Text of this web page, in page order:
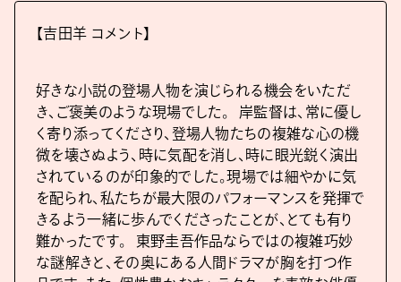
【吉田羊 コメント】
好きな小説の登場人物を演じられる機会をいただ
き、ご褒美のような現場でした。 岸監督は、常に優し
く寄り添ってくださり、登場人物たちの複雑な心の機
微を壊さぬよう、時に気配を消し、時に眼光鋭く演出
されているのが印象的でした。現場では細やかに気
を配られ、私たちが最大限のパフォーマンスを発揮で
きるよう一緒に歩んでくださったことが、とても有り
難かったです。 東野圭吾作品ならではの複雑巧妙
な謎解きと、その奥にある人間ドラマが胸を打つ作